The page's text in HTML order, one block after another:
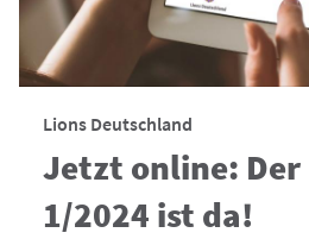
Lions Deutschland
Jetzt online: Der
1/2024 ist da!